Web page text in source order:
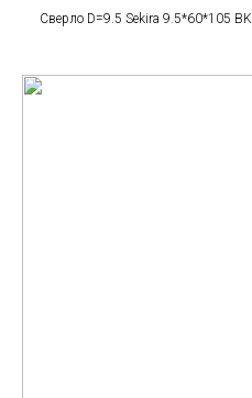
Сверло D=9.5 Sekira 9.5*60*105